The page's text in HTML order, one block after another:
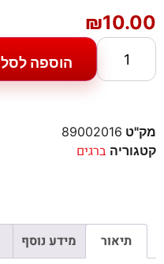
₪10.00
הוספה לסל
מק"ט 89002016
קטגוריה ברגים
תיאור מידע נוסף